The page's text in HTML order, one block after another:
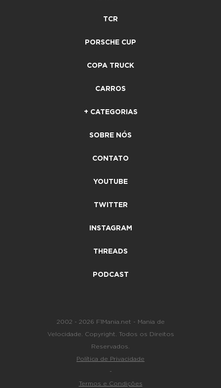
TCR
PORSCHE CUP
COPA TRUCK
CARROS
+ CATEGORIAS
SOBRE NÓS
CONTATO
YOUTUBE
TWITTER
INSTAGRAM
THREADS
PODCAST
2002 - 2026 F1Mania.net - Mania de
Velocidade. Copyright. Todos os Direitos
Reservados.
Política de Privacidade
-
Termos e Condições